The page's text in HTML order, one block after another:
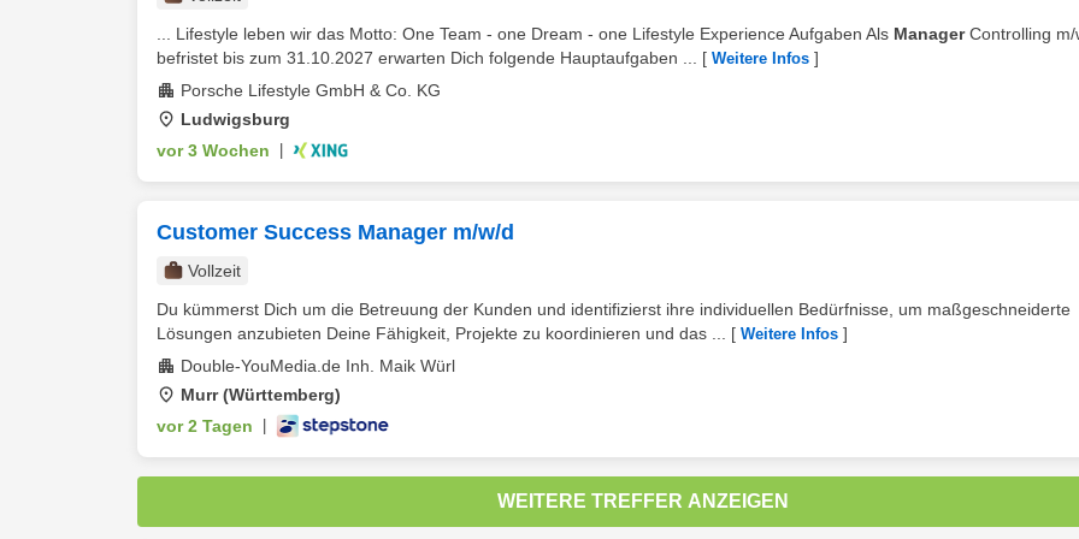
... Lifestyle leben wir das Motto: One Team - one Dream - one Lifestyle Experience Aufgaben Als ManagerControlling m/
befristet bis zum 31.10.2027 erwarten Dich folgende Hauptaufgaben ...
[ Weitere Infos ]
Porsche Lifestyle GmbH & Co. KG
Ludwigsburg
vor 3 Wochen
Customer Success Manager m/w/d
Vollzeit
Du kümmerst Dich um die Betreuung der Kunden und identifizierst ihre individuellen Bedürfnisse, um maßgeschneiderte
Lösungen anzubieten Deine Fähigkeit, Projekte zu koordinieren und das ...
[ Weitere Infos ]
Double-YouMedia.de Inh. Maik Würl
Murr (Württemberg)
vor 2 Tagen
WEITERE TREFFER ANZEIGEN